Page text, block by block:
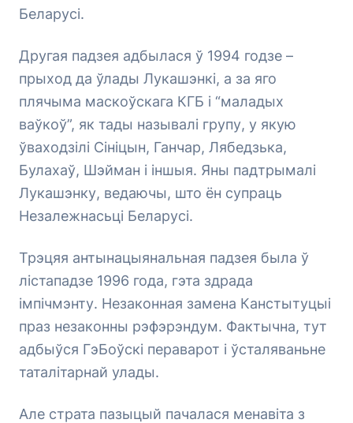
Беларусі.
Другая падзея адбылася ў 1994 годзе –
прыход да ўлады Лукашэнкі, а за яго
плячыма маскоўскага КГБ і “маладых
ваўкоў”, як тады называлі групу, у якую
ўваходзілі Сініцын, Ганчар, Лябедзька,
Булахаў, Шэйман і іншыя. Яны падтрымалі
Лукашэнку, ведаючы, што ён супраць
Незалежнасьці Беларусі.
Трэцяя антынацыянальная падзея была ў
лістападзе 1996 года, гэта здрада
імпічмэнту. Незаконная замена Канстытуцыі
праз незаконны рэфэрэндум. Фактычна, тут
адбыўся ГэБоўскі пераварот і ўсталяваньне
таталітарнай улады.
Але страта пазыцый пачалася менавіта з